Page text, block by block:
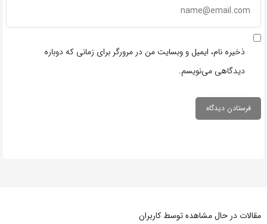
ذخیره نام، ایمیل و وبسایت من در مرورگر برای زمانی که دوباره
دیدگاهی می‌نویسم.
مقالات در حال مشاهده توسط کاربران